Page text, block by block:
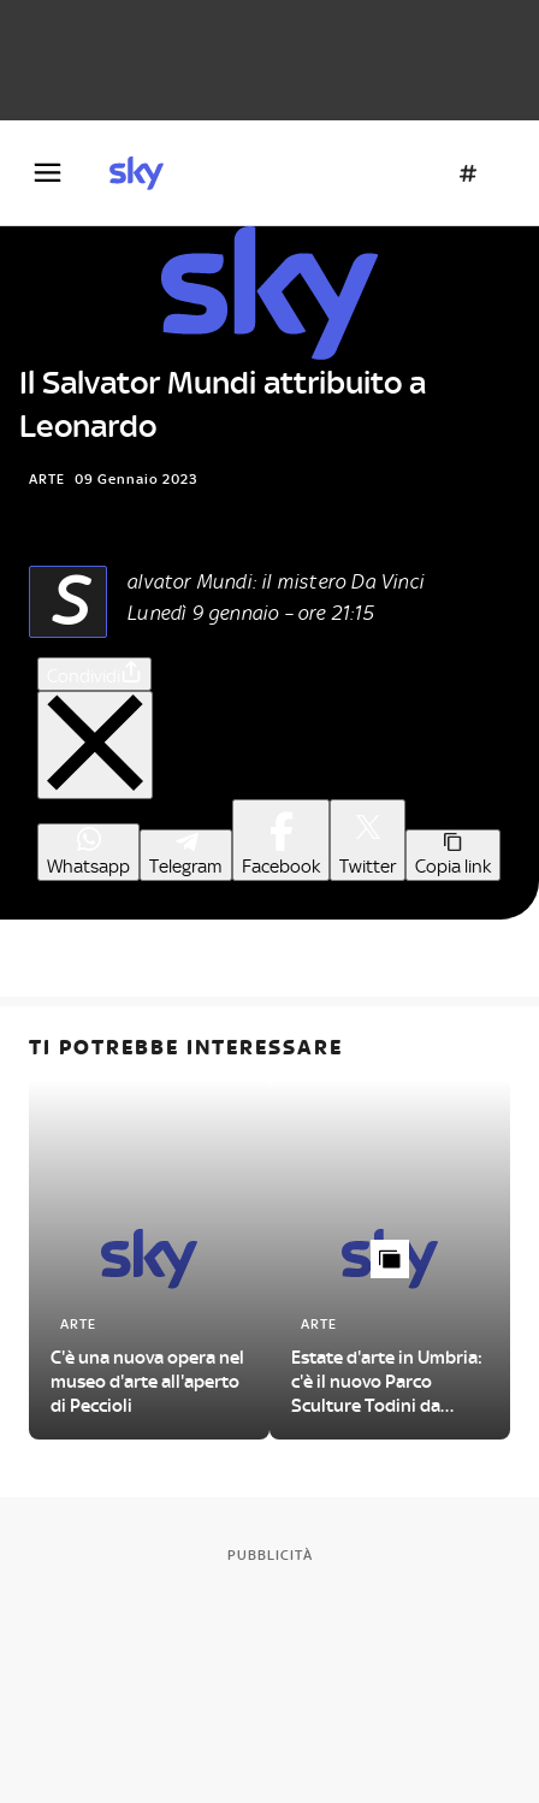
Il Salvator Mundi attribuito a
Leonardo
ARTE 09 Gennaio 2023
S
alvator Mundi: il mistero Da Vinci
Lunedì 9 gennaio – ore 21:15
Whatsapp Telegram Facebook Twitter Copia link
TI POTREBBE INTERESSARE
ARTE
C'è una nuova opera nel
museo d'arte all'aperto
di Peccioli
ARTE
Estate d'arte in Umbria:
c'è il nuovo Parco
Sculture Todini da
PUBBLICITÀ